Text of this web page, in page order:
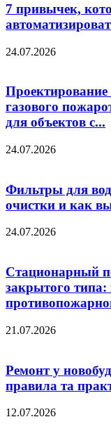
7 привычек,
24.07.2026
газового
для объектов с...
24.07.2026
Фильтры для
очистки и как
24.07.2026
Стационарный
закрытого типа:
21.07.2026
Ремонт у
правила та
12.07.2026